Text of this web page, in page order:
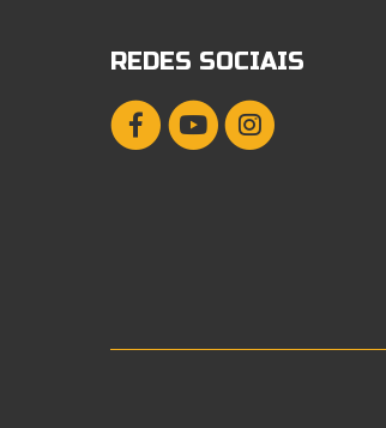
REDES SOCIAIS